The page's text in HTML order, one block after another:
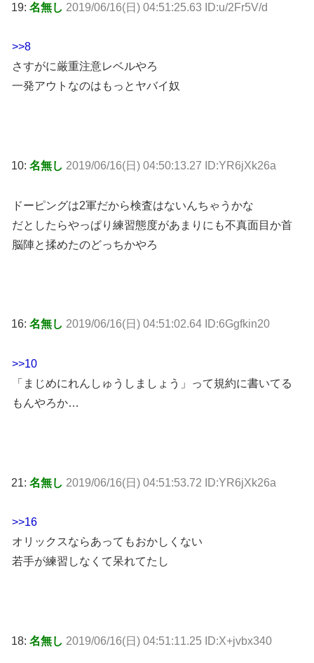
19: 名無し 2019/06/16(日) 04:51:25.63 ID:u/2Fr5V/d
>>8
さすがに厳重注意レベルやろ
一発アウトなのはもっとヤバイ奴
10: 名無し 2019/06/16(日) 04:50:13.27 ID:YR6jXk26a
ドーピングは2軍だから検査はないんちゃうかな
だとしたらやっぱり練習態度があまりにも不真面目か首
脳陣と揉めたのどっちかやろ
16: 名無し 2019/06/16(日) 04:51:02.64 ID:6Ggfkin20
>>10
「まじめにれんしゅうしましょう」って規約に書いてる
もんやろか…
21: 名無し 2019/06/16(日) 04:51:53.72 ID:YR6jXk26a
>>16
オリックスならあってもおかしくない
若手が練習しなくて呆れてたし
18: 名無し 2019/06/16(日) 04:51:11.25 ID:X+jvbx340